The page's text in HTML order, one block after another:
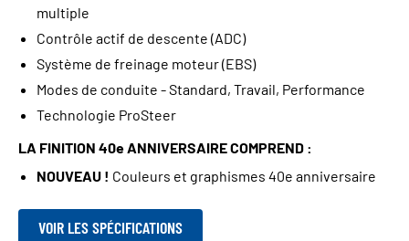
multiple
Contrôle actif de descente (ADC)
Système de freinage moteur (EBS)
Modes de conduite - Standard, Travail, Performance
Technologie ProSteer
LA FINITION 40e ANNIVERSAIRE COMPREND :
NOUVEAU ! Couleurs et graphismes 40e anniversaire
VOIR LES SPÉCIFICATIONS